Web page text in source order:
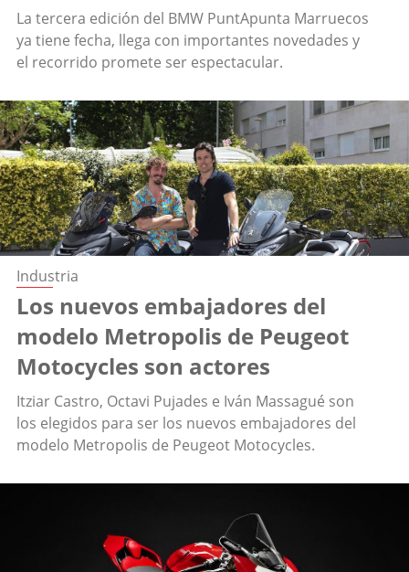
La tercera edición del BMW PuntApunta Marruecos
ya tiene fecha, llega con importantes novedades y
el recorrido promete ser espectacular.
Industria
Los nuevos embajadores del
modelo Metropolis de Peugeot
Motocycles son actores
Itziar Castro, Octavi Pujades e Iván Massagué son
los elegidos para ser los nuevos embajadores del
modelo Metropolis de Peugeot Motocycles.